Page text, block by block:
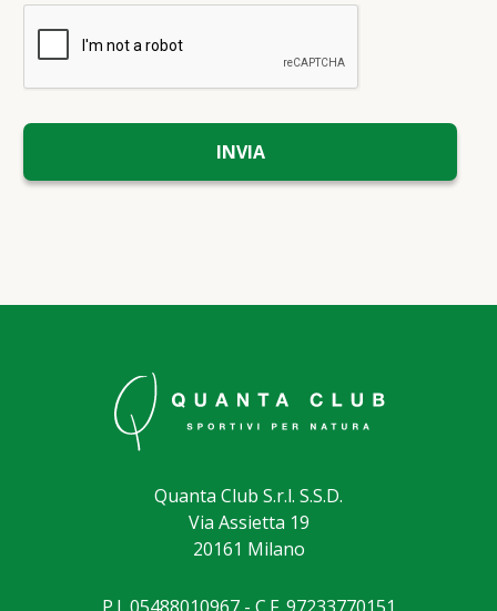
Quanta Club S.r.l. S.S.D.
Via Assietta 19
20161 Milano